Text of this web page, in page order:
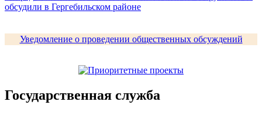
запись:
обсудили в Гергебильском районе
Уведомление о проведении общественных обсуждений
Государственная служба